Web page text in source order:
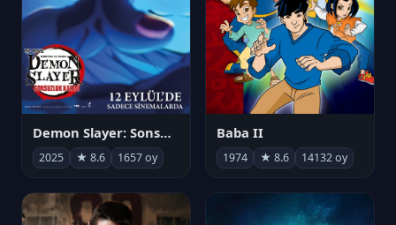
Demon Slayer: Sonsuzluk Kalesi
2025 ★ 8.6 1657 oy
Baba II
1974 ★ 8.6 14132 oy